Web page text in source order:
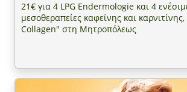
21€ για 4 LPG Endermologie και 4
μεσοθεραπείες καφεΐνης και
Collagen" στη Μητροπόλεως